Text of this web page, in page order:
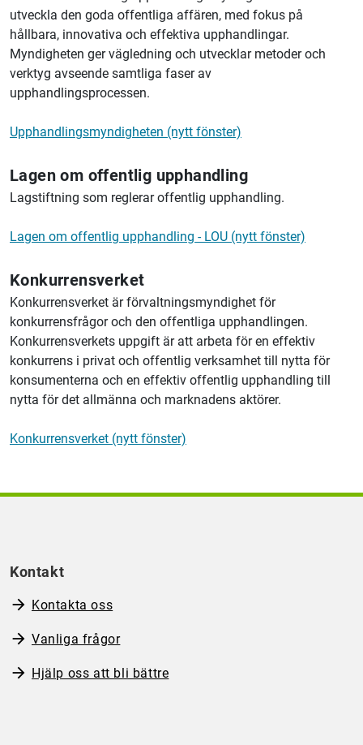
utveckla den goda offentliga affären, med fokus på
hållbara, innovativa och effektiva upphandlingar.
Myndigheten ger vägledning och utvecklar metoder och
verktyg avseende samtliga faser av
upphandlingsprocessen.
Upphandlingsmyndigheten (nytt fönster)
Lagen om offentlig upphandling
Lagstiftning som reglerar offentlig upphandling.
Lagen om offentlig upphandling - LOU (nytt fönster)
Konkurrensverket
Konkurrensverket är förvaltningsmyndighet för
konkurrensfrågor och den offentliga upphandlingen.
Konkurrensverkets uppgift är att arbeta för en effektiv
konkurrens i privat och offentlig verksamhet till nytta för
konsumenterna och en effektiv offentlig upphandling till
nytta för det allmänna och marknadens aktörer.
Konkurrensverket (nytt fönster)
Kontakt
Kontakta oss
Vanliga frågor
Hjälp oss att bli bättre